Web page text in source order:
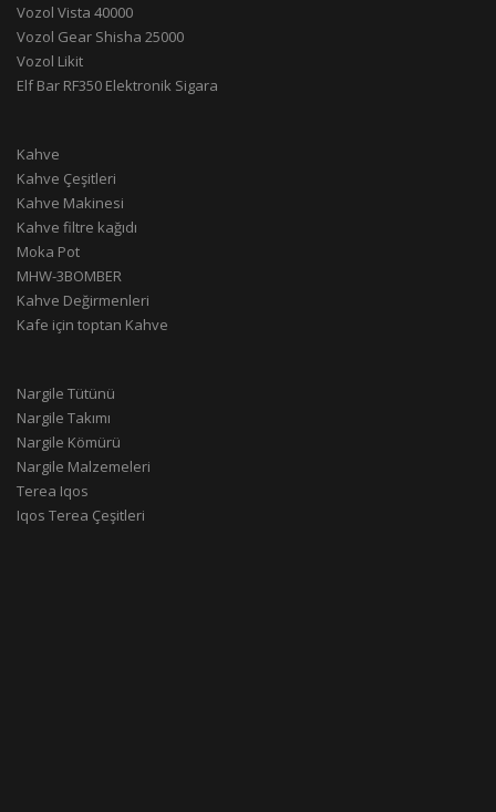
Vozol Vista 40000
Vozol Gear Shisha 25000
Vozol Likit
Elf Bar RF350 Elektronik Sigara
Kahve
Kahve Çeşitleri
Kahve Makinesi
Kahve filtre kağıdı
Moka Pot
MHW-3BOMBER
Kahve Değirmenleri
Kafe için toptan Kahve
Nargile Tütünü
Nargile Takımı
Nargile Kömürü
Nargile Malzemeleri
Terea Iqos
Iqos Terea Çeşitleri